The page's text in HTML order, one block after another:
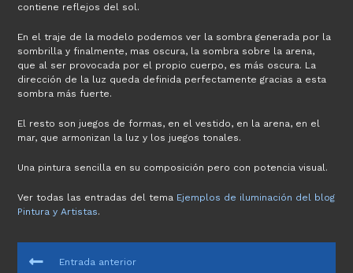
contiene reflejos del sol.
En el traje de la modelo podemos ver la sombra generada por la
sombrilla y finalmente, mas oscura, la sombra sobre la arena,
que al ser provocada por el propio cuerpo, es más oscura. La
dirección de la luz queda definida perfectamente gracias a esta
sombra más fuerte.
El resto son juegos de formas, en el vestido, en la arena, en el
mar, que armonizan la luz y los juegos tonales.
Una pintura sencilla en su composición pero con potencia visual.
Ver todas las entradas del tema Ejemplos de iluminación del blog
Pintura y Artistas.
LEER
Entrada anterior